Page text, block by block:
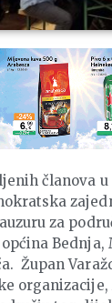
članova u
za
Bednja,
Župan
organizacije,